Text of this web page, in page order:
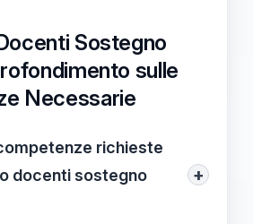
Sostegno
sulle
Necessarie
richieste
docenti sostegno
+